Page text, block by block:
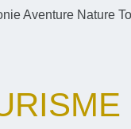
Aventure Nature